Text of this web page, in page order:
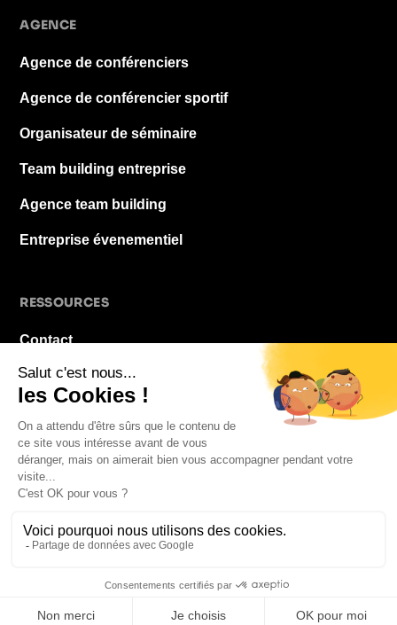
AGENCE
Agence de conférenciers
Agence de conférencier sportif
Organisateur de séminaire
Team building entreprise
Agence team building
Entreprise évenementiel
RESSOURCES
Contact
À propos
FAQ
© 2026 La Pause De Midi. Tous droits réservés.
Mentions légales